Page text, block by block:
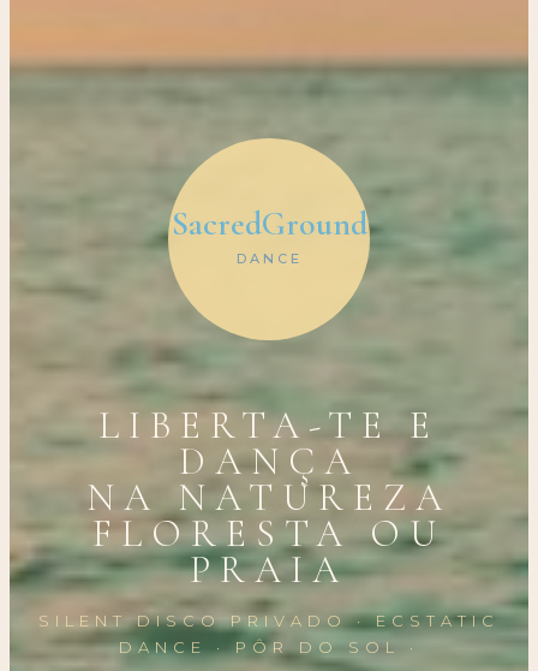
SacredGround
DANCE
LIBERTA-TE E
DANÇA
NA NATUREZA
FLORESTA OU
PRAIA
SILENT DISCO PRIVADO · ECSTATIC
DANCE · PÔR DO SOL ·